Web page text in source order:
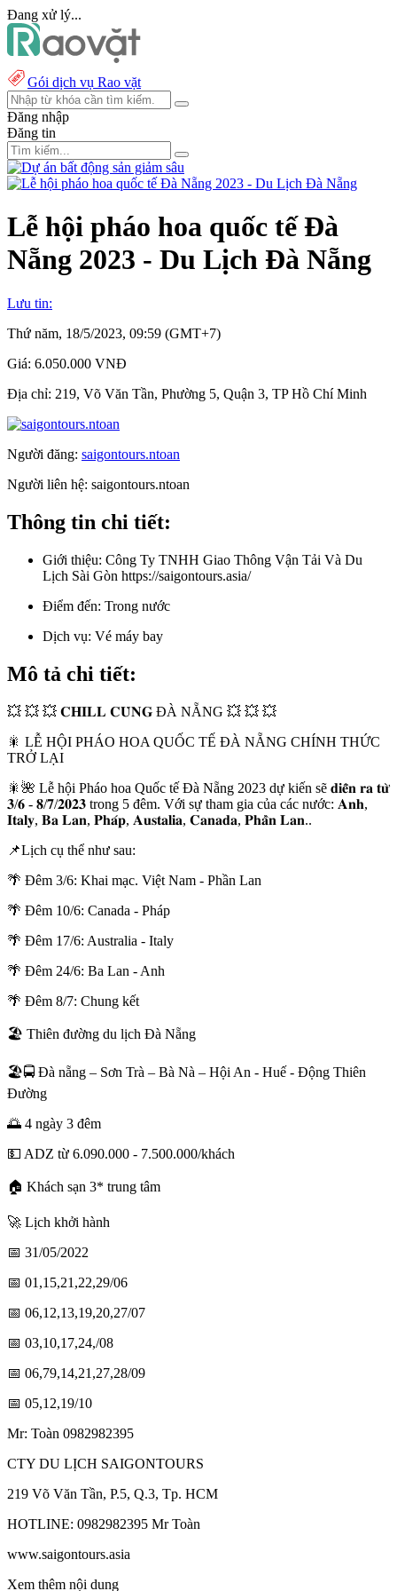
Đang xử lý...
Gói dịch vụ Rao vặt
Đăng nhập
Đăng tin
Lễ hội pháo hoa quốc tế Đà
Nẵng 2023 - Du Lịch Đà Nẵng
Lưu tin:
Thứ năm, 18/5/2023, 09:59 (GMT+7)
Giá: 6.050.000 VNĐ
Địa chỉ: 219, Võ Văn Tần, Phường 5, Quận 3, TP Hồ Chí Minh
Người đăng: saigontours.ntoan
Người liên hệ: saigontours.ntoan
Thông tin chi tiết:
Giới thiệu: Công Ty TNHH Giao Thông Vận Tải Và Du
Lịch Sài Gòn https://saigontours.asia/
Điểm đến: Trong nước
Dịch vụ: Vé máy bay
Mô tả chi tiết:
💥 💥 💥 𝐂𝐇𝐈𝐋𝐋 𝐂𝐔̀𝐍𝐆 ĐÀ NẴNG 💥 💥 💥
🎇 LỄ HỘI PHÁO HOA QUỐC TẾ ĐÀ NẴNG CHÍNH THỨC
TRỞ LẠI
🎇🌺 Lễ hội Pháo hoa Quốc tế Đà Nẵng 2023 dự kiến sẽ 𝐝𝐢𝐞̂̃𝐧 𝐫𝐚 𝐭𝐮̛̀
𝟑/𝟔 - 𝟖/𝟕/𝟐𝟎𝟐𝟑 trong 5 đêm. Với sự tham gia của các nước: 𝐀𝐧𝐡,
𝐈𝐭𝐚𝐥𝐲, 𝐁𝐚 𝐋𝐚𝐧, 𝐏𝐡𝐚́𝐩, 𝐀𝐮𝐬𝐭𝐚𝐥𝐢𝐚, 𝐂𝐚𝐧𝐚𝐝𝐚, 𝐏𝐡𝐚̂̀𝐧 𝐋𝐚𝐧..
📌Lịch cụ thể như sau:
🌴 Đêm 3/6: Khai mạc. Việt Nam - Phần Lan
🌴 Đêm 10/6: Canada - Pháp
🌴 Đêm 17/6: Australia - Italy
🌴 Đêm 24/6: Ba Lan - Anh
🌴 Đêm 8/7: Chung kết
🏖 Thiên đường du lịch Đà Nẵng
🏖🚍 Đà nẵng – Sơn Trà – Bà Nà – Hội An - Huế - Động Thiên
Đường
🌅 4 ngày 3 đêm
💵 ADZ từ 6.090.000 - 7.500.000/khách
🏠 Khách sạn 3* trung tâm
🚀 Lịch khởi hành
📅 31/05/2022
📅 01,15,21,22,29/06
📅 06,12,13,19,20,27/07
📅 03,10,17,24,/08
📅 06,79,14,21,27,28/09
📅 05,12,19/10
Mr: Toàn 0982982395
CTY DU LỊCH SAIGONTOURS
219 Võ Văn Tần, P.5, Q.3, Tp. HCM
HOTLINE: 0982982395 Mr Toàn
www.saigontours.asia
Xem thêm nội dung